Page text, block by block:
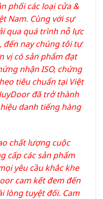
phối các loại cửa &
Nam. Cùng với sự
qua quá trình nỗ lực
nay chúng tôi tự
vị có sản phẩm đạt
nhận ISO, chứng
tiêu chuẩn tại Việt
đã trở thành
danh tiếng hàng
chất lượng cuộc
cấp các sản phẩm
yêu cầu khắc khe
cam kết đem đến
lòng tuyệt đối. Cam